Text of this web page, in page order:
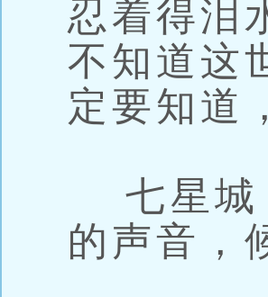
忍着得泪
不知道这
定要知道
七星城
的声音，